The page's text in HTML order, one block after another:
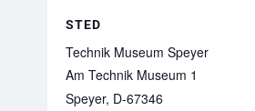
STED
Technik Museum Speyer
Am Technik Museum 1
Speyer, D-67346